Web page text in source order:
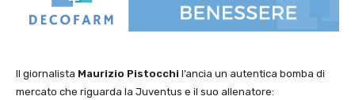
Il giornalista Maurizio Pistocchi l’ancia un autentica bomba di
mercato che riguarda la Juventus e il suo allenatore: